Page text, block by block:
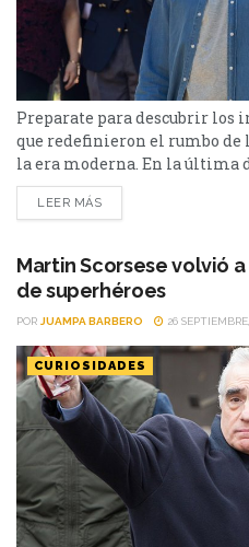
Preparate para descubrir los
que redefinieron el rumbo
la era moderna. En la última
ascenso de nuevos y
primas marcaron un antes y
desafiar convenciones y
LEER MÁS
Martin Scorsese volvió
de superhéroes
POR JUAMPA BARBERO 26
CURIOSIDADES